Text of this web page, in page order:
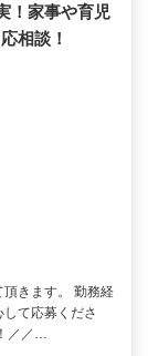
！家事や育児
相談！
きます。 勤務経
て応募くださ
／／…